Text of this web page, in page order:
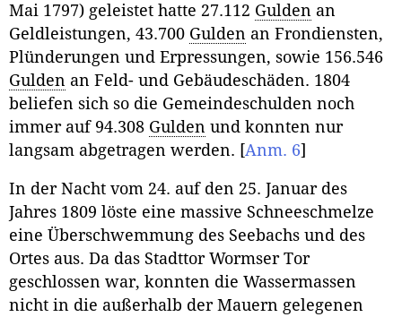
Mai 1797) geleistet hatte 27.112 Gulden an
Geldleistungen, 43.700 Gulden an Frondiensten,
Plünderungen und Erpressungen, sowie 156.546
Gulden an Feld- und Gebäudeschäden. 1804
beliefen sich so die Gemeindeschulden noch
immer auf 94.308 Gulden und konnten nur
langsam abgetragen werden. [Anm. 6]
In der Nacht vom 24. auf den 25. Januar des
Jahres 1809 löste eine massive Schneeschmelze
eine Überschwemmung des Seebachs und des
Ortes aus. Da das Stadttor Wormser Tor
geschlossen war, konnten die Wassermassen
nicht in die außerhalb der Mauern gelegenen